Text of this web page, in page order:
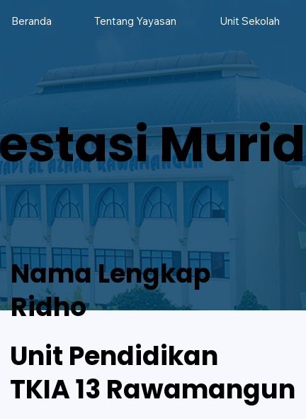
Murid
Beranda Tentang Yayasan Unit Sekolah
Nama Lengkap
Ridho
Unit Pendidikan
TKIA 13 Rawamangun